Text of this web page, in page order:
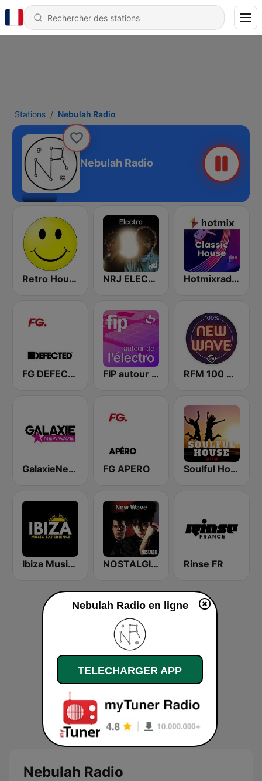
Stations Nebulah Radio
Nebulah Radio
Retro House Belgium NRJ ELECTRO Hotmixradio Classic House
FG DEFECTED FIP autour de l'électro RFM 100 % New Wave
GalaxieNewWave FG APERO Soulful House One
Ibiza Music Experience NOSTALGIE NEW WAVE Rinse FR
Nebulah Radio
Nebulah Radio en ligne
TELECHARGER APP